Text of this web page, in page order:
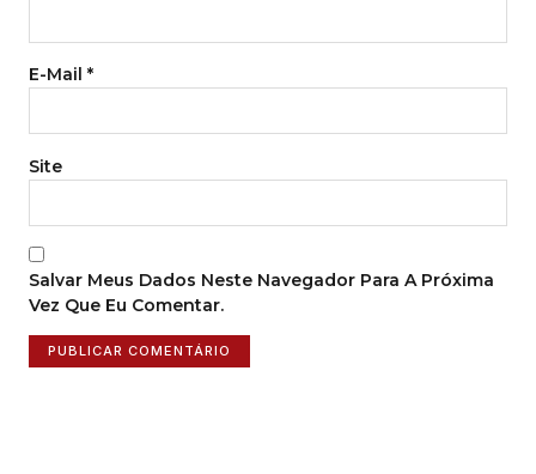
E-Mail *
Site
Salvar Meus Dados Neste Navegador Para A Próxima
Vez Que Eu Comentar.